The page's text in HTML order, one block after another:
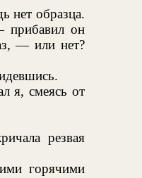
нет образца.
прибавил он
— или нет?
я, смеясь от
резвая
горячими